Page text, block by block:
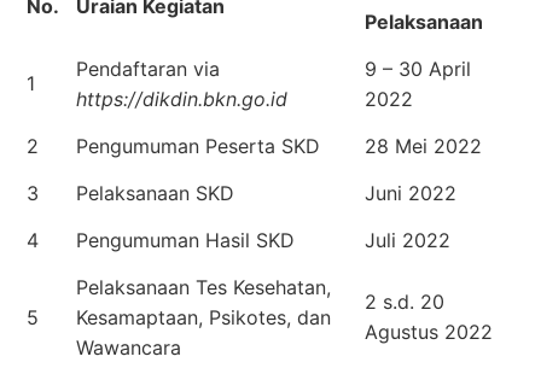
No. Uraian Kegiatan
Pelaksanaan
1
Pendaftaran via
https://dikdin.bkn.go.id
9 – 30 April
2022
2
Pengumuman Peserta SKD
28 Mei 2022
3
Pelaksanaan SKD
Juni 2022
4
Pengumuman Hasil SKD Juli 2022
5
Pelaksanaan Tes Kesehatan,
Kesamaptaan, Psikotes, dan
Wawancara
2 s.d. 20
Agustus 2022